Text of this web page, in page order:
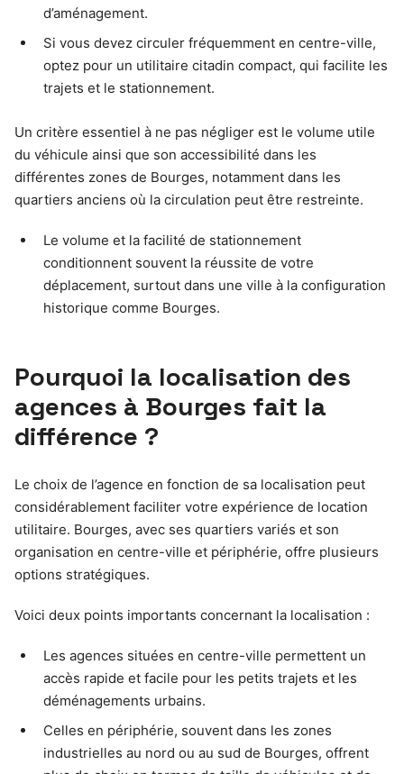
d’aménagement.
Si vous devez circuler fréquemment en centre-ville,
optez pour un utilitaire citadin compact, qui facilite les
trajets et le stationnement.
Un critère essentiel à ne pas négliger est le volume utile
du véhicule ainsi que son accessibilité dans les
différentes zones de Bourges, notamment dans les
quartiers anciens où la circulation peut être restreinte.
Le volume et la facilité de stationnement
conditionnent souvent la réussite de votre
déplacement, surtout dans une ville à la configuration
historique comme Bourges.
Pourquoi la localisation des
agences à Bourges fait la
différence ?
Le choix de l’agence en fonction de sa localisation peut
considérablement faciliter votre expérience de location
utilitaire. Bourges, avec ses quartiers variés et son
organisation en centre-ville et périphérie, offre plusieurs
options stratégiques.
Voici deux points importants concernant la localisation :
Les agences situées en centre-ville permettent un
accès rapide et facile pour les petits trajets et les
déménagements urbains.
Celles en périphérie, souvent dans les zones
industrielles au nord ou au sud de Bourges, offrent